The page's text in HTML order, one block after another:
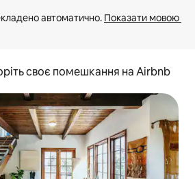
автоматично. Показати мовою
своє помешкання на Airbnb